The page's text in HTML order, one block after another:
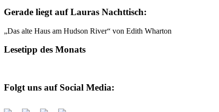
Gerade liegt auf Lauras Nachttisch:
„Das alte Haus am Hudson River“ von Edith Wharton
Lesetipp des Monats
Folgt uns auf Social Media: